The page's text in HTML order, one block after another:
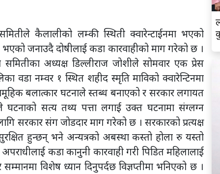
कैलालीको लम्की स्थिती क्वारेन्टाईनमा भएको
भएको जनाउदै दोषीलाई कडा कारवाहीको माग गरेको छ ।
अध्यक्ष डिल्लीराज जोशीले सोमवार एक प्रेस
वडा नम्वर १ स्थित शहीद स्मृति माविको क्वारेन्टिनमा
बलात्कार घटनाले स्तब्ध बनाएको र सरकार लगायत
सत्य तथ्य पत्ता लगाई उक्त घटनामा संग्लग्न
सरकार संग जोडदार माग गरेको छ । सरकारको प्रत्यक्ष
हुन्छन् भने अन्यत्रको अबस्था कस्तो होला रु यस्तो
कडा कानुनी कारवाही गरी पिडित महिलालाई
विशेष ध्यान दिनुपर्दछ विज्ञप्तीमा भनिएको छ ।